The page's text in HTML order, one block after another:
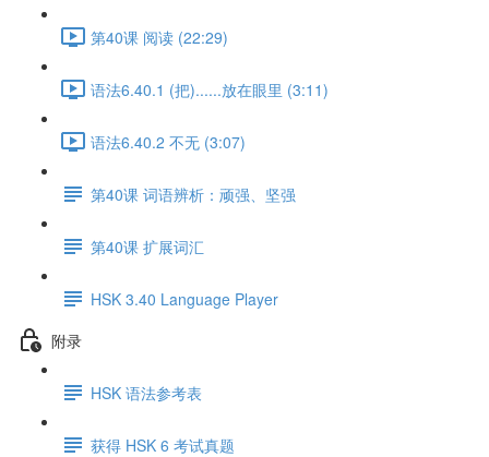
第40课 阅读 (22:29)
语法6.40.1 (把)......放在眼里 (3:11)
语法6.40.2 不无 (3:07)
第40课 词语辨析：顽强、坚强
第40课 扩展词汇
HSK 3.40 Language Player
附录
HSK 语法参考表
获得 HSK 6 考试真题